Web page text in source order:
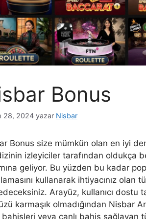
Bonus
28, 2024 yazar Nisbar
Bonus size mümkün olan en iyi
izleyiciler tarafından oldukça
geliyor. Bu yüzden bu kadar
kullanarak ihtiyacınız olan
Arayüz, kullanıcı dostu
karmaşık olmadığından Nisbar
bahisleri veya canlı bahis sağlayan